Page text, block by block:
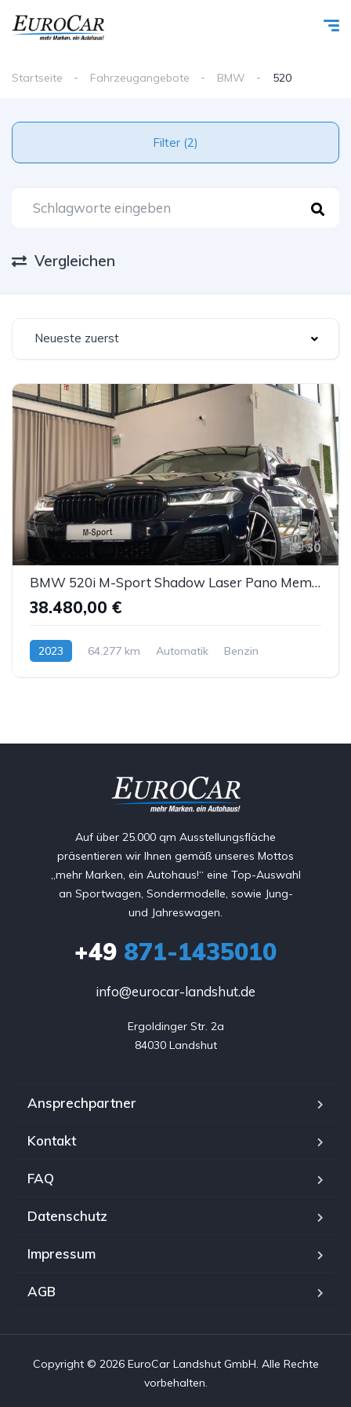
Startseite Fahrzeugangebote BMW 520
Filter (2)
Vergleichen
Neueste zuerst
30
BMW 520i M-Sport Shadow Laser Pano Memory HUD ACC
38.480,00 €
2023 64.277 km Automatik Benzin
Auf über 25.000 qm Ausstellungsfläche
präsentieren wir Ihnen gemäß unseres Mottos
„mehr Marken, ein Autohaus!“ eine Top-Auswahl
an Sportwagen, Sondermodelle, sowie Jung-
und Jahreswagen.
+49 871-1435010
info@eurocar-landshut.de
Ergoldinger Str. 2a
84030 Landshut
Ansprechpartner
Kontakt
FAQ
Datenschutz
Impressum
AGB
Copyright © 2026 EuroCar Landshut GmbH. Alle Rechte
vorbehalten.